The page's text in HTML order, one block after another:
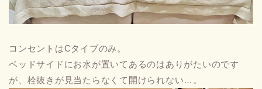
コンセントはCタイプのみ。
ベッドサイドにお水が置いてあるのはありがたいのです
が、栓抜きが見当たらなくて開けられない…。